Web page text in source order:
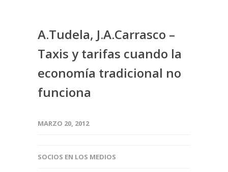
A.Tudela, J.A.Carrasco –
Taxis y tarifas cuando la
economía tradicional no
funciona
MARZO 20, 2012
SOCIOS EN LOS MEDIOS